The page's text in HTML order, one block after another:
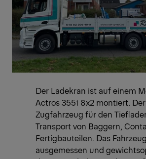
Der Ladekran ist auf einem
Actros 3551 8x2 montiert.
Zugfahrzeug für den
Transport von Baggern,
Fertigbauteilen. Das
ausgemessen und